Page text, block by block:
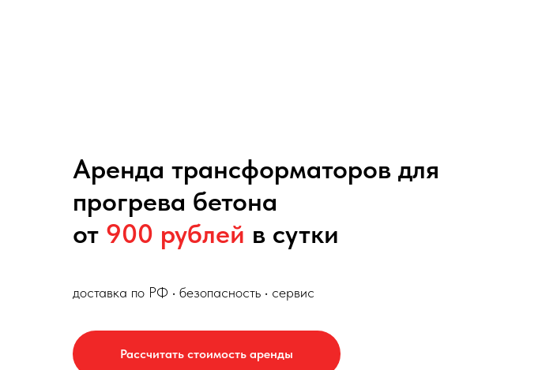
Аренда трансформаторов для
прогрева бетона
от 900 рублей в сутки
доставка по РФ • безопасность • сервис
Рассчитать стоимость аренды